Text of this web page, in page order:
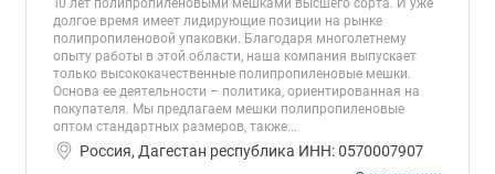
10 лет полипропиленовыми мешками высшего сорта. И уже
долгое время имеет лидирующие позиции на рынке
полипропиленовой упаковки. Благодаря многолетнему
опыту работы в этой области, наша компания выпускает
только высококачественные полипропиленовые мешки.
Основа ее деятельности – политика, ориентированная на
покупателя. Мы предлагаем мешки полипропиленовые
оптом стандартных размеров, также...
Россия, Дагестан республика ИНН: 0570007907